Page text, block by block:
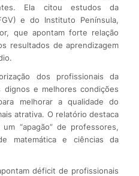
Ela citou estudos da
e do Instituto Península,
que apontam forte relação
resultados de aprendizagem
dos profissionais da
dignos e melhores condições
melhorar a qualidade do
atrativa. O relatório destaca
“apagão” de professores,
matemática e ciências da
déficit de profissionais